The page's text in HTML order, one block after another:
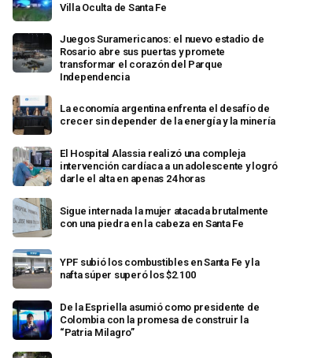
Villa Oculta de Santa Fe
Juegos Suramericanos: el nuevo estadio de
Rosario abre sus puertas y promete
transformar el corazón del Parque
Independencia
La economía argentina enfrenta el desafío de
crecer sin depender de la energía y la minería
El Hospital Alassia realizó una compleja
intervención cardíaca a un adolescente y logró
darle el alta en apenas 24 horas
Sigue internada la mujer atacada brutalmente
con una piedra en la cabeza en Santa Fe
YPF subió los combustibles en Santa Fe y la
nafta súper superó los $2.100
De la Espriella asumió como presidente de
Colombia con la promesa de construir la
“Patria Milagro”